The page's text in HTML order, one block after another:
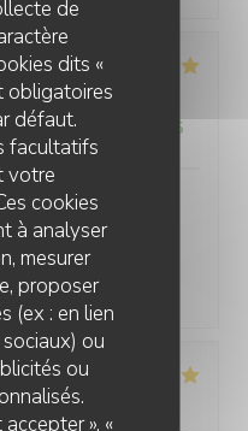
de
dits «
obligatoires
défaut.
facultatifs
votre
cookies
à analyser
mesurer
proposer
(ex : en lien
ou
ou
», «
:4/5 Qualité / Prix /5
Essen. Bedienung
aufgrund des
angemessen. Wir
D'OR